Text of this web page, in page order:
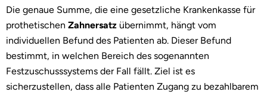
Die genaue Summe, die eine gesetzliche Krankenkasse für
prothetischen Zahnersatz übernimmt, hängt vom
individuellen Befund des Patienten ab. Dieser Befund
bestimmt, in welchen Bereich des sogenannten
Festzuschusssystems der Fall fällt. Ziel ist es
sicherzustellen, dass alle Patienten Zugang zu bezahlbarem